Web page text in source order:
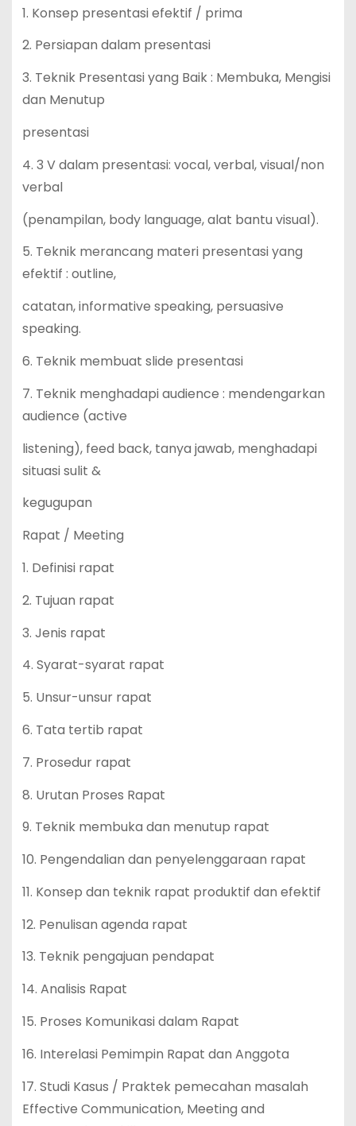
1. Konsep presentasi efektif / prima
2. Persiapan dalam presentasi
3. Teknik Presentasi yang Baik : Membuka, Mengisi
dan Menutup
presentasi
4. 3 V dalam presentasi: vocal, verbal, visual/non
verbal
(penampilan, body language, alat bantu visual).
5. Teknik merancang materi presentasi yang
efektif : outline,
catatan, informative speaking, persuasive
speaking.
6. Teknik membuat slide presentasi
7. Teknik menghadapi audience : mendengarkan
audience (active
listening), feed back, tanya jawab, menghadapi
situasi sulit &
kegugupan
Rapat / Meeting
1. Definisi rapat
2. Tujuan rapat
3. Jenis rapat
4. Syarat-syarat rapat
5. Unsur-unsur rapat
6. Tata tertib rapat
7. Prosedur rapat
8. Urutan Proses Rapat
9. Teknik membuka dan menutup rapat
10. Pengendalian dan penyelenggaraan rapat
11. Konsep dan teknik rapat produktif dan efektif
12. Penulisan agenda rapat
13. Teknik pengajuan pendapat
14. Analisis Rapat
15. Proses Komunikasi dalam Rapat
16. Interelasi Pemimpin Rapat dan Anggota
17. Studi Kasus / Praktek pemecahan masalah
Effective Communication, Meeting and